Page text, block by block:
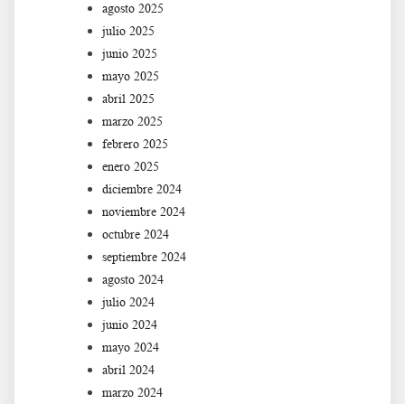
agosto 2025
julio 2025
junio 2025
mayo 2025
abril 2025
marzo 2025
febrero 2025
enero 2025
diciembre 2024
noviembre 2024
octubre 2024
septiembre 2024
agosto 2024
julio 2024
junio 2024
mayo 2024
abril 2024
marzo 2024